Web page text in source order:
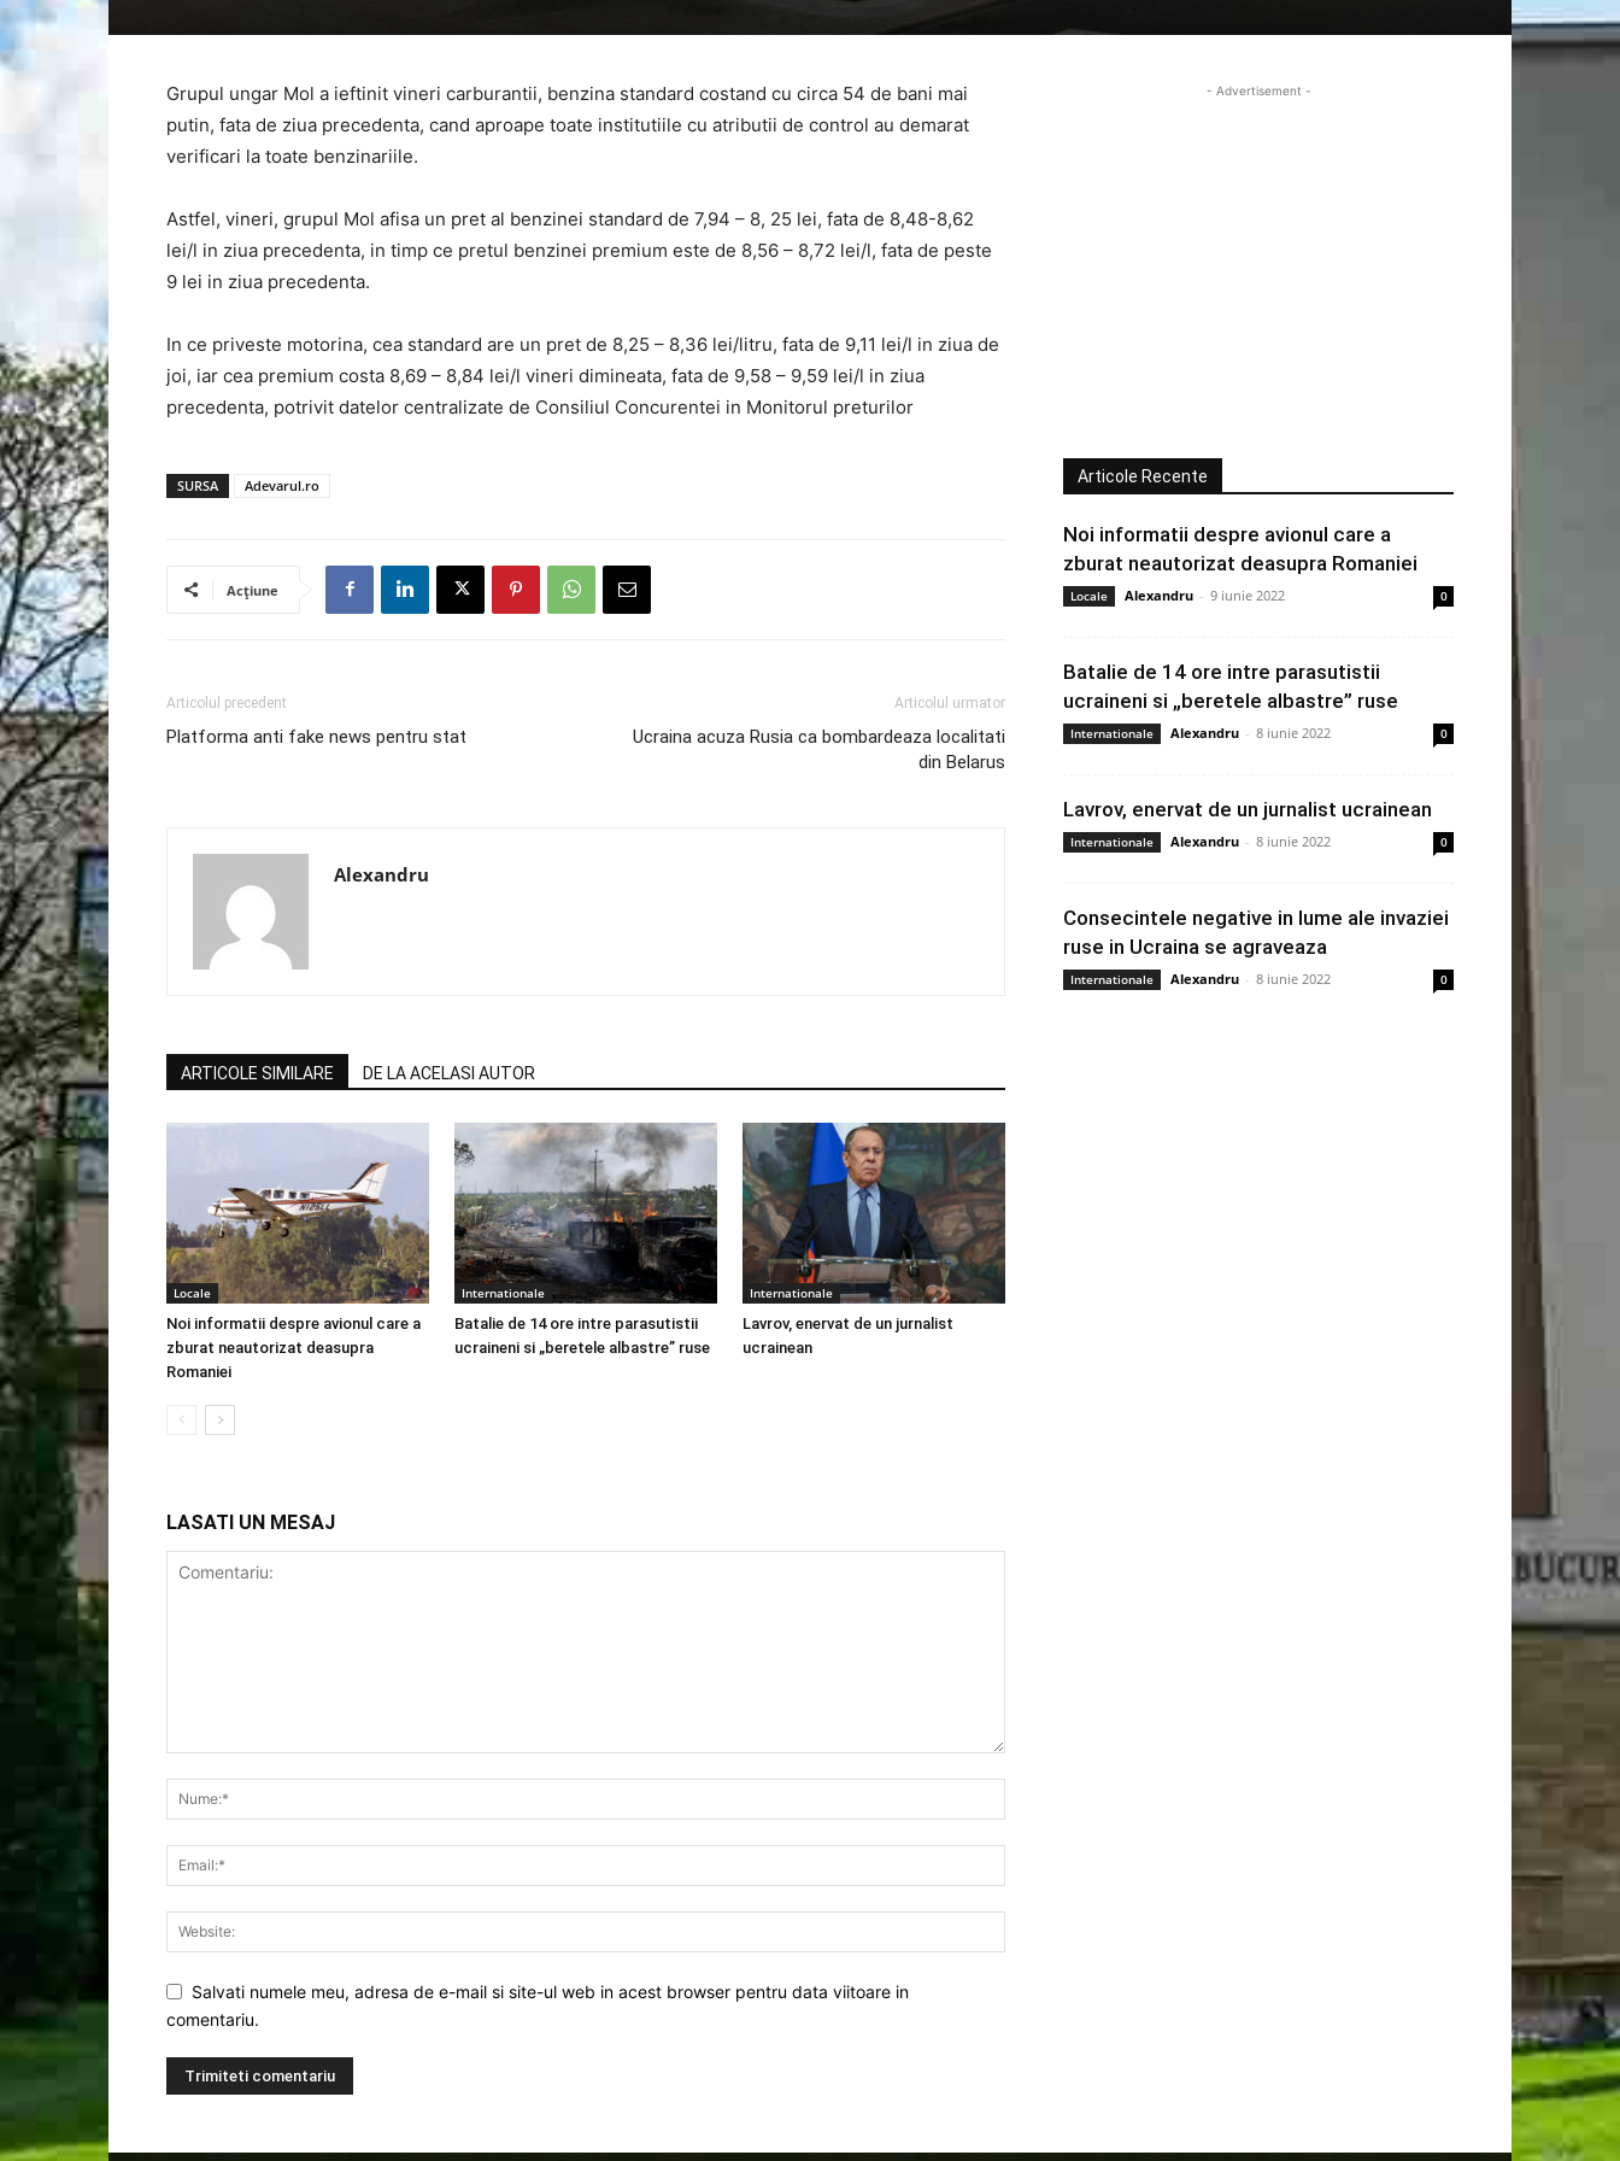
Grupul ungar Mol a ieftinit vineri carburantii, benzina standard costand cu circa 54 de bani mai
putin, fata de ziua precedenta, cand aproape toate institutiile cu atributii de control au demarat
verificari la toate benzinariile.
Astfel, vineri, grupul Mol afisa un pret al benzinei standard de 7,94 – 8, 25 lei, fata de 8,48-8,62
lei/l in ziua precedenta, in timp ce pretul benzinei premium este de 8,56 – 8,72 lei/l, fata de peste
9 lei in ziua precedenta.
In ce priveste motorina, cea standard are un pret de 8,25 – 8,36 lei/litru, fata de 9,11 lei/l in ziua de
joi, iar cea premium costa 8,69 – 8,84 lei/l vineri dimineata, fata de 9,58 – 9,59 lei/l in ziua
precedenta, potrivit datelor centralizate de Consiliul Concurentei in Monitorul preturilor
SURSA Adevarul.ro
Acțiune
Articolul precedent
Platforma anti fake news pentru stat
Articolul urmator
Ucraina acuza Rusia ca bombardeaza localitati
din Belarus
Alexandru
ARTICOLE SIMILARE DE LA ACELASI AUTOR
Locale
Noi informatii despre avionul care a
zburat neautorizat deasupra
Romaniei
Internationale
Batalie de 14 ore intre parasutistii
ucraineni si „beretele albastre” ruse
Internationale
Lavrov, enervat de un jurnalist
ucrainean
LASATI UN MESAJ
Salvati numele meu, adresa de e-mail si site-ul web in acest browser pentru data viitoare in
comentariu.
- Advertisement -
Articole Recente
Noi informatii despre avionul care a
zburat neautorizat deasupra Romaniei
Locale Alexandru - 9 iunie 2022 0
Batalie de 14 ore intre parasutistii
ucraineni si „beretele albastre” ruse
Internationale Alexandru - 8 iunie 2022 0
Lavrov, enervat de un jurnalist ucrainean
Internationale Alexandru - 8 iunie 2022 0
Consecintele negative in lume ale invaziei
ruse in Ucraina se agraveaza
Internationale Alexandru - 8 iunie 2022 0